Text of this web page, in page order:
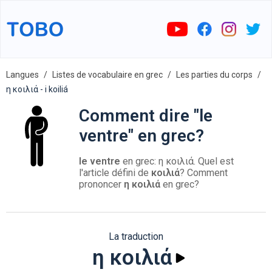
Langues Listes de vocabulaire en grec
Les parties du corps
η κοιλιά - i koiliá
Comment dire "le
ventre" en grec?
le ventre en grec: η κοιλιά. Quel est
l'article défini de κοιλιά? Comment
prononcer η κοιλιά en grec?
La traduction
η κοιλιά